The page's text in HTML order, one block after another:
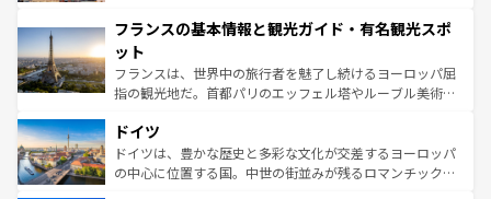
ませてくれるイタリアで、忘れられない旅をしてみよう！
なお、新着のイタリア情報は
しい。
文化が根付くこの国では、情熱的なフラメンコ、熱気あふ
れる闘牛、そして美味しいタパスが生活の一部となってい
る。首都マドリードの洗練された雰囲気や、バルセロナの
アートに溢れた街角から、地方では古代ローマ遺跡や中世
せる。地方によって風土や気候が異なるスペインはその個
性で訪れる人を魅了する。 なお、新着のスペイン情報は コ
ンテンツ一覧を参照してほしい。
フランスの基本情報と観光ガイド・有名観光スポ
ット
フランスは、世界中の旅行者を魅了し続けるヨーロッパ屈
指の観光地だ。首都パリのエッフェル塔やルーブル美術館
で、幅広い魅力が詰まっている。華麗な宮殿、歴史的な大
聖堂、美しいビーチ、そして豊かな自然が、訪れる者を心
から魅了する。また、フランスは美食の国としても知ら
ドイツ
ドイツは、豊かな歴史と多彩な文化が交差するヨーロッパ
の中心に位置する国。中世の街並みが残るロマンチック街